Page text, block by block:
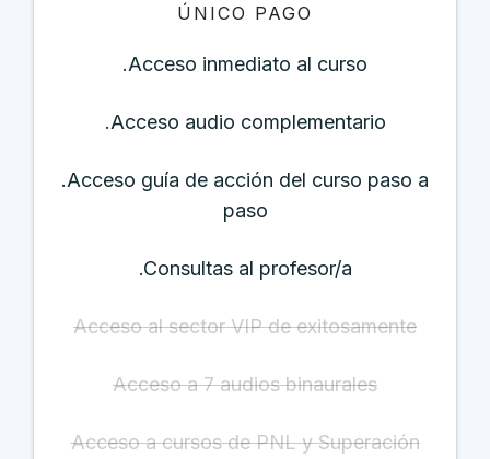
ÚNICO PAGO
.Acceso inmediato al curso
.Acceso audio complementario
.Acceso guía de acción del curso paso a
paso
.Consultas al profesor/a
Acceso al sector VIP de exitosamente
Acceso a 7 audios binaurales
Acceso a cursos de PNL y Superación